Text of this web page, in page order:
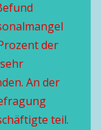
der
An der
teil.